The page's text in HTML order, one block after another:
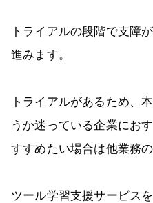
トライアルの段階で支障
進みます。
トライアルがあるため、
うか迷っている企業にお
すすめたい場合は他業務
ツール学習支援サービス